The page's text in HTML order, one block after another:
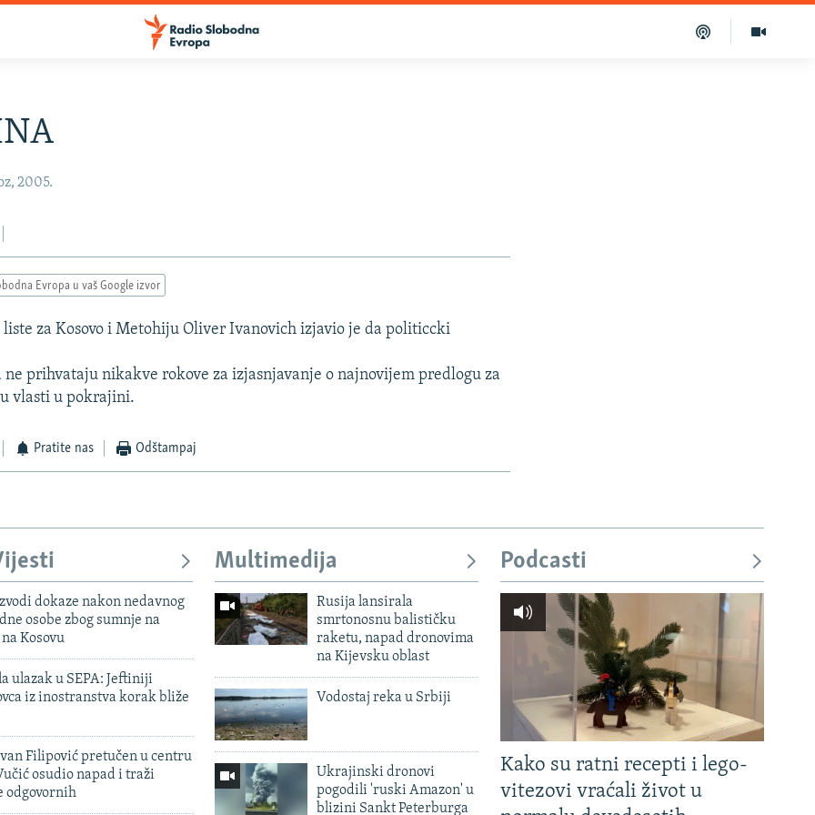
2005.
Evropa u vaš Google izvor
liste za Kosovo i Metohiju Oliver Ivanovich izjavio je da politiccki
ne prihvataju nikakve rokove za izjasnjavanje o najnovijem predlogu za
vlasti u pokrajini.
Pratite nas Odštampaj
dokaze nakon nedavnog
osobe zbog sumnje na
Kosovu
ulazak u SEPA: Jeftiniji
iz inostranstva korak bliže
Filipović pretučen u centru
osudio napad i traži
odgovornih
Multimedija
Rusija lansirala
smrtonosnu balističku
raketu, napad dronovima
na Kijevsku oblast
Vodostaj reka u Srbiji
Ukrajinski dronovi
pogodili 'ruski Amazon' u
blizini Sankt Peterburga
Podcasti
Kako su ratni recepti i lego-
vitezovi vraćali život u